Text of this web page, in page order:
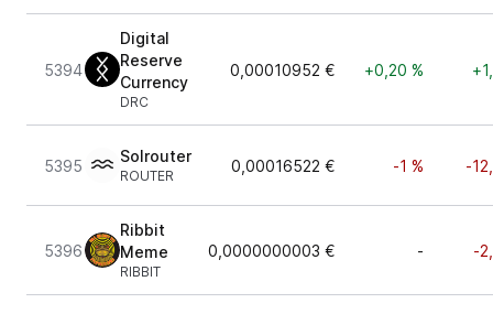
5394
Digital
Reserve
Currency
DRC
0,00010952 € +0,20 %
5395
Solrouter
ROUTER
0,00016522 € -1 % -
5396
Ribbit
Meme
RIBBIT
0,0000000003 € - -